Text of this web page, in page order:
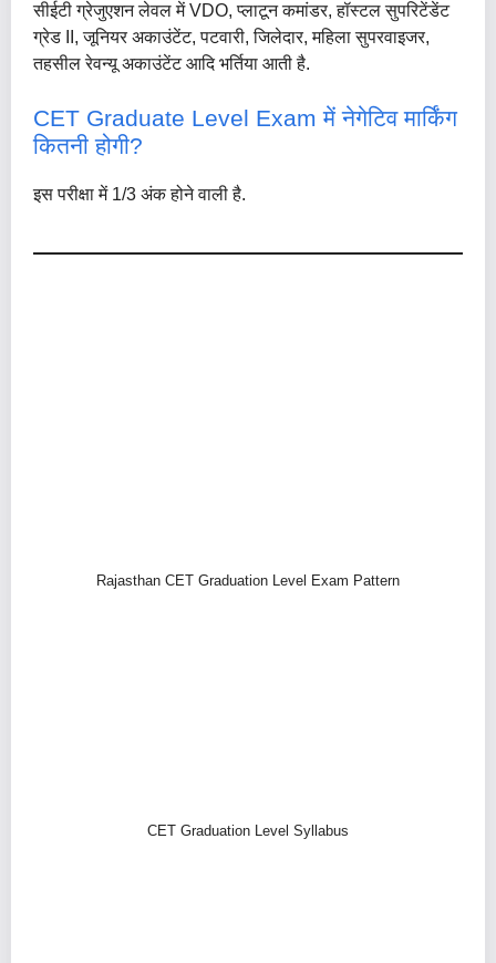
सीईटी ग्रेजुएशन लेवल में VDO, प्लाटून कमांडर, हॉस्टल सुपरिटेंडेंट
ग्रेड II, जूनियर अकाउंटेंट, पटवारी, जिलेदार, महिला सुपरवाइजर,
तहसील रेवन्यू अकाउंटेंट आदि भर्तिया आती है.
CET Graduate Level Exam में नेगेटिव मार्किंग
कितनी होगी?
इस परीक्षा में 1/3 अंक होने वाली है.
Rajasthan CET Graduation Level Exam Pattern
CET Graduation Level Syllabus